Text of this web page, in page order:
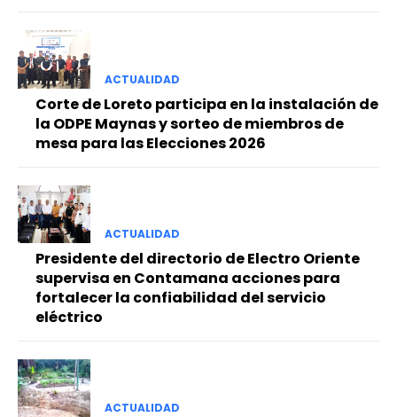
ACTUALIDAD
Corte de Loreto participa en la instalación de
la ODPE Maynas y sorteo de miembros de
mesa para las Elecciones 2026
ACTUALIDAD
Presidente del directorio de Electro Oriente
supervisa en Contamana acciones para
fortalecer la confiabilidad del servicio
eléctrico
ACTUALIDAD